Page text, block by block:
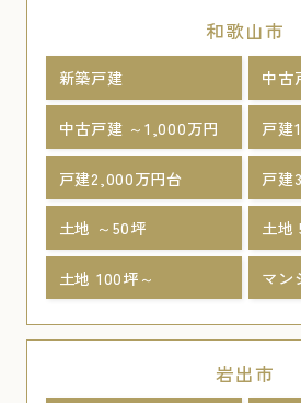
和歌山市
新築戸建 中古
中古戸建 ～1,000万円 戸建
戸建2,000万円台 戸建
土地 ～50坪 土地
土地 100坪～ マン
岩出市